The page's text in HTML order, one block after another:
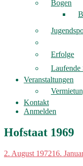
Bogen
Erfolge
Laufende
Veranstaltungen
Kontakt
Anmelden
Hofstaat 1969
2. August 197216.